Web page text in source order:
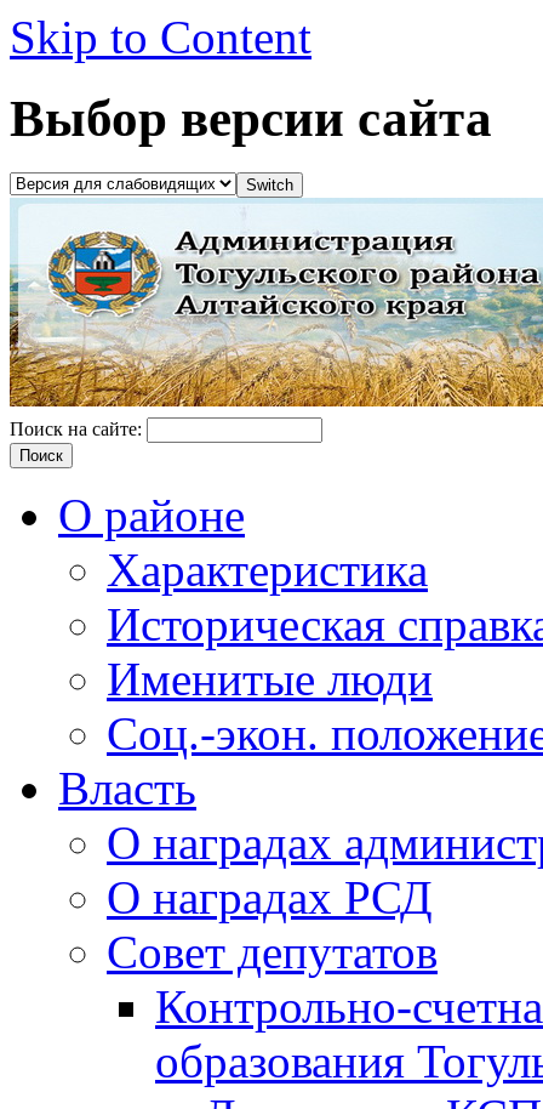
Skip to Content
Выбор версии сайта
Поиск на сайте:
О районе
Характеристика
Историческая
Именитые люди
Соц.-экон.
Власть
О наградах
О наградах РСД
Совет депутатов
Контрольно-
образования